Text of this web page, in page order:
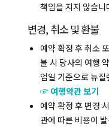
책임을 지지 않습니
변경, 취소 및 환불
예약 확정 후 취소
불 시 당사의 여행
업일 기준으로 뉴
☞ 여행약관 보기
예약 확정 후 변경
관에 따른 비용이